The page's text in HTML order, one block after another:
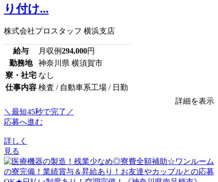
り付け...
株式会社プロスタッフ 横浜支店
給与 月収例294,000円
勤務地
神奈川県 横須賀市
寮・社宅 なし
仕事内容 検査 / 自動車系工場 / 日勤
詳細を表示
＼最短45秒で完了／
応募へ進む
詳しく
見る